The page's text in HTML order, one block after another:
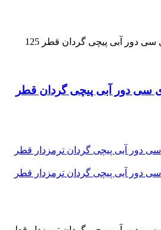
چرخ بیمارستانی پی وی سی دور آبی پیچی گردان قطر 125
سی دور آبی پیچی گردان قطر